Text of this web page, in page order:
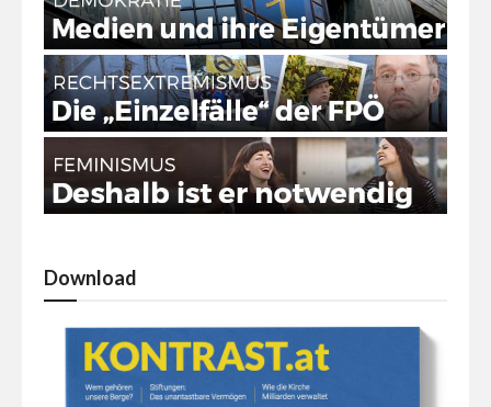
Download